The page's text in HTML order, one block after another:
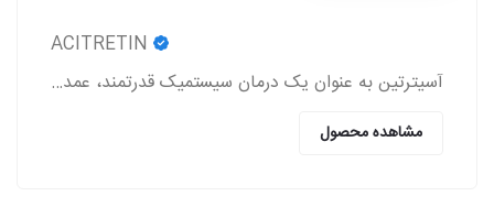
آسیترتین به عنوان یک درمان سیستمیک قدرتمند، عمدتاً در مدیریت اختلالات شدید کراتینیزاسیون پوست به کار می‌رود.
مشاهده محصول